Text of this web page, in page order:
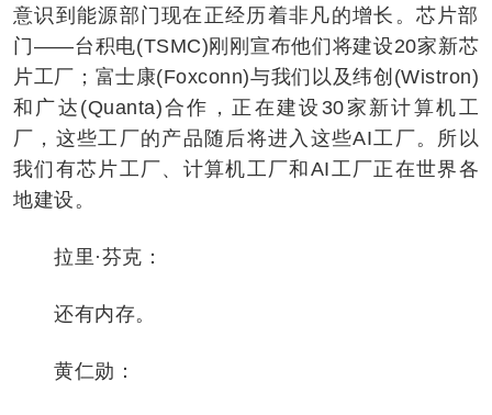
意识到能源部门现在正经历着非凡的增长。芯片部
门——台积电(TSMC)刚刚宣布他们将建设20家新芯
片工厂；富士康(Foxconn)与我们以及纬创(Wistron)
和广达(Quanta)合作，正在建设30家新计算机工
厂，这些工厂的产品随后将进入这些AI工厂。所以
我们有芯片工厂、计算机工厂和AI工厂正在世界各
地建设。
拉里·芬克：
还有内存。
黄仁勋：